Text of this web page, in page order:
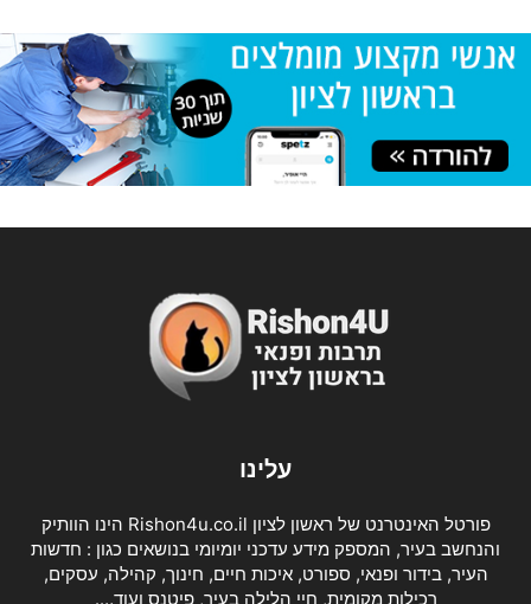
עלינו
פורטל האינטרנט של ראשון לציון Rishon4u.co.il הינו הוותיק
והנחשב בעיר, המספק מידע עדכני יומיומי בנושאים כגון : חדשות
העיר, בידור ופנאי, ספורט, איכות חיים, חינוך, קהילה, עסקים,
רכילות מקומית, חיי הלילה בעיר, פיטנס ועוד….